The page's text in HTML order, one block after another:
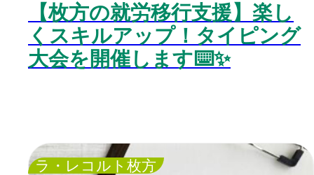
【枚方の就労移行支援】楽し
くスキルアップ！タイピング
大会を開催します⌨️✨
ラ・レコルト枚方